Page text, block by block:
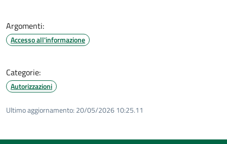
Argomenti:
Accesso all'informazione
Categorie:
Autorizzazioni
Ultimo aggiornamento: 20/05/2026 10:25.11